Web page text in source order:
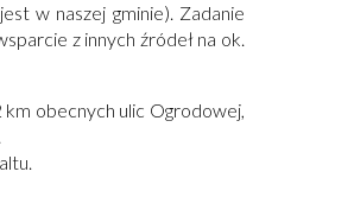
w naszej gminie). Zadanie
z innych źródeł na ok.
obecnych ulic Ogrodowej,